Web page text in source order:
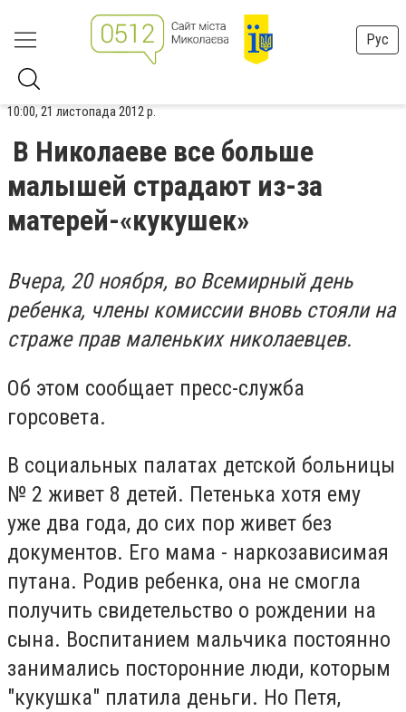
Рус
10:00, 21 листопада 2012 р.
В Николаеве все больше
малышей страдают из-за
матерей-«кукушек»
Вчера, 20 ноября, во Всемирный день
ребенка, члены комиссии вновь стояли на
страже прав маленьких николаевцев.
Об этом сообщает пресс-служба
горсовета.
В социальных палатах детской больницы
№ 2 живет 8 детей. Петенька хотя ему
уже два года, до сих пор живет без
документов. Его мама - наркозависимая
путана. Родив ребенка, она не смогла
получить свидетельство о рождении на
сына. Воспитанием мальчика постоянно
занимались посторонние люди, которым
"кукушка" платила деньги. Но Петя,